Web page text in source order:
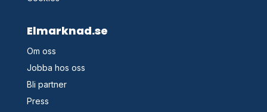
Elmarknad.se
Om oss
Jobba hos oss
Bli partner
Press